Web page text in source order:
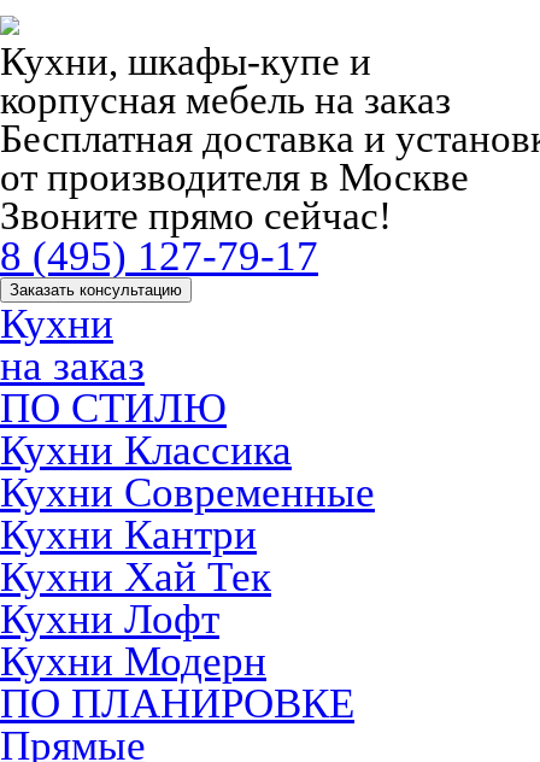
Кухни, шкафы-купе и
корпусная мебель на заказ
Бесплатная доставка и
от производителя в Москве
Звоните прямо сейчас!
8 (495) 127-79-17
Заказать консультацию
Кухни
на заказ
ПО СТИЛЮ
Кухни Классика
Кухни Современные
Кухни Кантри
Кухни Хай Тек
Кухни Лофт
Кухни Модерн
ПО ПЛАНИРОВКЕ
Прямые